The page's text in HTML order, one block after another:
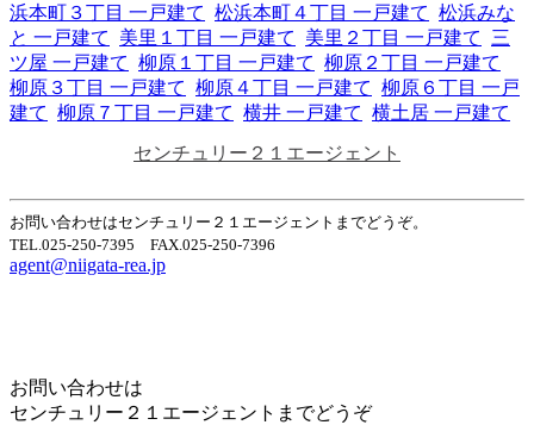
浜本町３丁目 一戸建て 松浜本町４丁目 一戸建て 松浜みな
と 一戸建て
美里１丁目 一戸建て 美里２丁目 一戸建て
三
ツ屋 一戸建て 柳原１丁目 一戸建て 柳原２丁目 一戸建て
柳原３丁目 一戸建て 柳原４丁目 一戸建て 柳原６丁目 一戸
建て 柳原７丁目 一戸建て 横井 一戸建て 横土居 一戸建て
センチュリー２１エージェント
お問い合わせはセンチュリー２１エージェントまでどうぞ。
TEL.025-250-7395 FAX.025-250-7396
agent@niigata-rea.jp
お問い合わせは
センチュリー２１エージェントまでどうぞ